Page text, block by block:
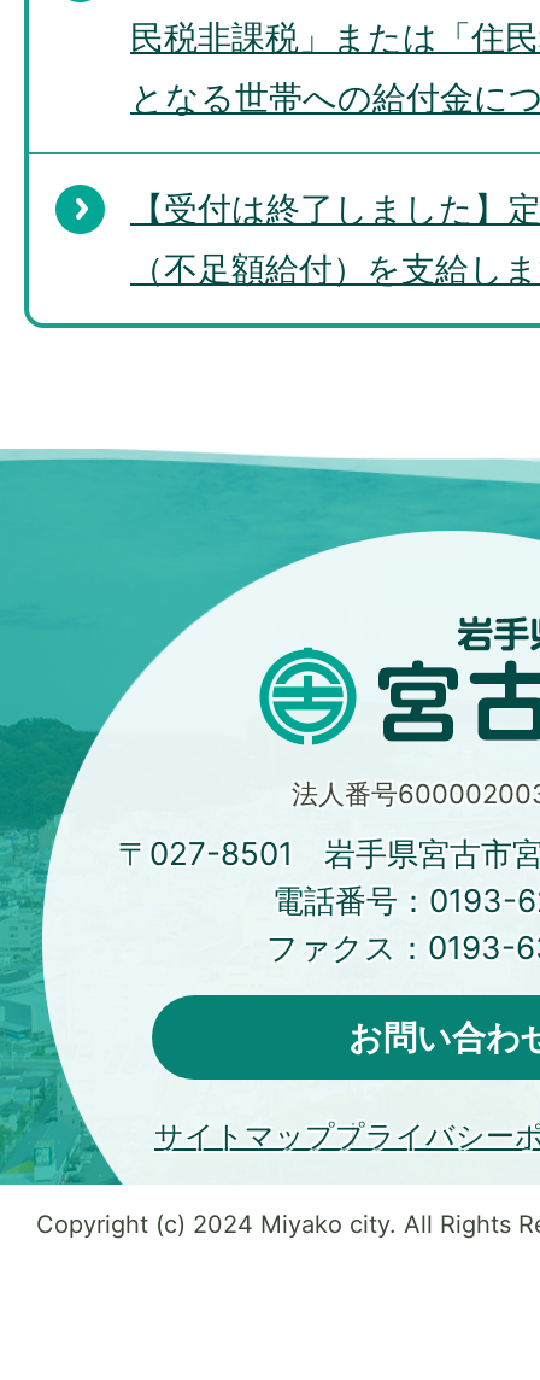
民税非課税」または「住
となる世帯への給付金に
【受付は終了しました】
（不足額給付）を支給し
法人番号
〒027-8501 岩手県宮古市
電話番号： 0193-
ファクス： 0193-
お問い合わ
サイトマッププライバシー
Copyright (c) 2024 Miyako city. All Rights